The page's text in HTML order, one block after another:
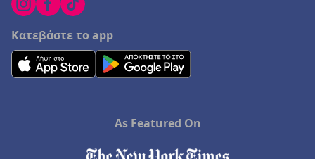
Κατεβάστε το app
As Featured On